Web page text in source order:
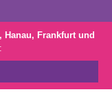
Hanau, Frankfurt und